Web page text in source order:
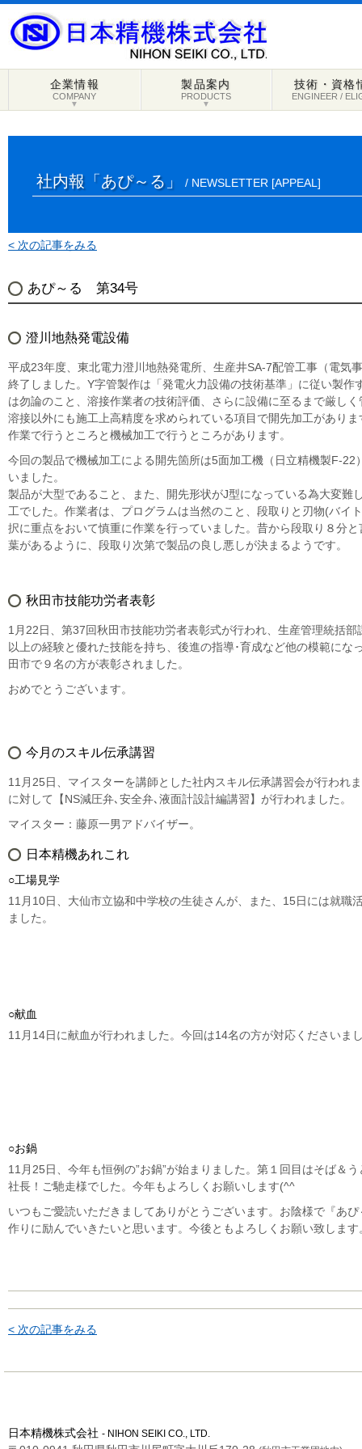
▼
企業情報
COMPANY
▼
製品案内
PRODUCTS
技術・資格
ENGINEER /
社内報「あぴ～る」 / NEWSLETTER [APPEAL]
< 次の記事をみる
あぴ～る 第34号
澄川地熱発電設備
平成23年度、東北電力澄川地熱発電所、生産井SA-7配管工事（電気
終了しました。Y字管製作は「発電火力設備の技術基準」に従い製作
は勿論のこと、溶接作業者の技術評価、さらに設備に至るまで厳し
溶接以外にも施工上高精度を求められている項目で開先加工があり
作業で行うところと機械加工で行うところがあります。
今回の製品で機械加工による開先箇所は5面加工機（日立精機製F-22
いました。
製品が大型であること、また、開先形状がJ型になっている為大変難
工でした。作業者は、プログラムは当然のこと、段取りと刃物(バイ
択に重点をおいて慎重に作業を行っていました。昔から段取り８分と
葉があるように、段取り次第で製品の良し悪しが決まるようです。
秋田市技能功労者表彰
1月22日、第37回秋田市技能功労者表彰式が行われ、生産管理統括
以上の経験と優れた技能を持ち、後進の指導･育成など他の模範に
田市で９名の方が表彰されました。
おめでとうございます。
今月のスキル伝承講習
11月25日、マイスターを講師とした社内スキル伝承講習会が行われ
に対して【NS減圧弁､安全弁､液面計設計編講習】が行われました。
マイスター：藤原一男アドバイザー。
日本精機あれこれ
○工場見学
11月10日、大仙市立協和中学校の生徒さんが、また、15日には就職
ました。
○献血
11月14日に献血が行われました。今回は14名の方が対応くださいま
○お鍋
11月25日、今年も恒例の”お鍋”が始まりました。第１回目はそば＆う
社長！ご馳走様でした。今年もよろしくお願いします(^^ゞ
いつもご愛読いただきましてありがとうございます。お陰様で『あ
作りに励んでいきたいと思います。今後ともよろしくお願い致します
< 次の記事をみる
日本精機株式会社 - NIHON SEIKI CO., LTD.